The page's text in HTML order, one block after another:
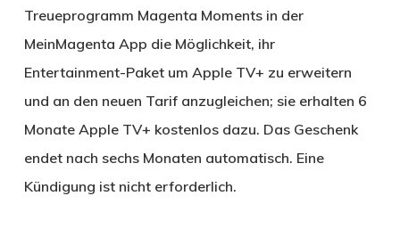
Treueprogramm Magenta Moments in der
MeinMagenta App die Möglichkeit, ihr
Entertainment-Paket um Apple TV+ zu erweitern
und an den neuen Tarif anzugleichen; sie erhalten 6
Monate Apple TV+ kostenlos dazu. Das Geschenk
endet nach sechs Monaten automatisch. Eine
Kündigung ist nicht erforderlich.